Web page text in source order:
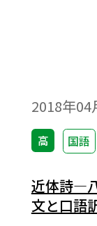
2018年04
高 国語
近体詩―
文と口語